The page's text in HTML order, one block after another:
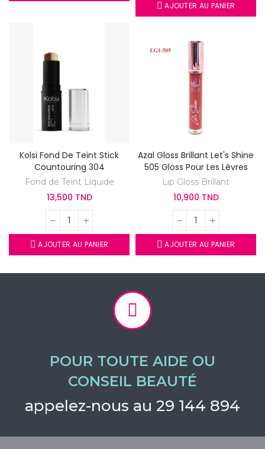
AJOUTER AU PANIER
Kolsi Fond De Teint Stick
Countouring 304
Fond de Teint Liquide
13,500 TND
AJOUTER AU PANIER
Azal Gloss Brillant Let's Shine
505 Gloss Pour Les Lèvres
Lip Gloss Brillant
10,900 TND
AJOUTER AU PANIER
POUR TOUTE AIDE OU
CONSEIL BEAUTÉ
appelez-nous au 29 144 894